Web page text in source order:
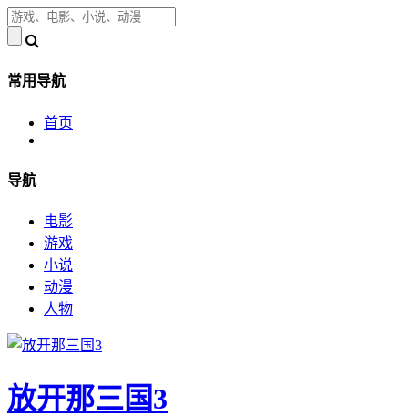
常用导航
首页
导航
电影
游戏
小说
动漫
人物
放开那三国3